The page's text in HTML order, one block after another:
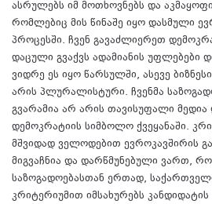
ასრულებს იმ მოთხოვნებს და
რომლებიც მის წინაშე იყო დასმული
პროცესში. ჩვენ გავაძლიერეთ
დაცული გვაქვს ადამიანის უფლებები
ვიდრე ეს იყო წარსულში, ასევე
არის პლურალისტური. ჩვენმა
გვარამია არ არის თავისუფალი მედია
დემოკრატიის სიმბოლო ქვეყანაში.
მშვიდად ველოდებით ევროკავშირის
მიგვაჩნია და დარწმუნებული ვართ,
საზოგადოებასთან ერთად,
კრიტერიუმით იმსახურებს